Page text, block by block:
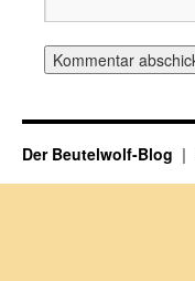
Der Beutelwolf-Blog